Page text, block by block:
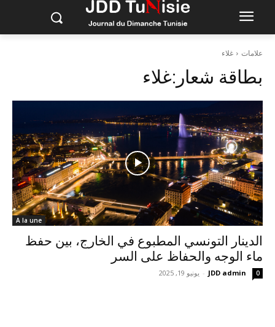
علامات غلاء
بطاقة شعار:غلاء
A la une
الدينار التونسي المطبوع في الخارج، بين حفظ
ماء الوجه والحفاظ على السر
JDD admin
- يونيو 19, 2025 0